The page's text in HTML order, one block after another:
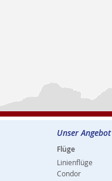
Unser Angebot
Flüge
Linienflüge
Condor